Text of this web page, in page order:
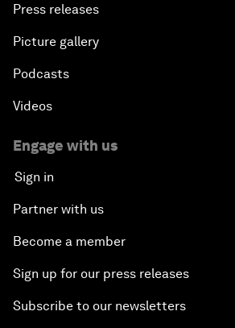
Press releases
Picture gallery
Podcasts
Videos
Engage with us
Sign in
Partner with us
Become a member
Sign up for our press releases
Subscribe to our newsletters